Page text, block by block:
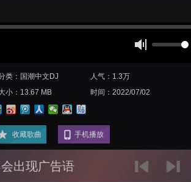
类：国潮中文DJ
人气：1.3万
小：13.67 MB
时间：2022/07/02
收藏歌曲 手机播放
出现广告语